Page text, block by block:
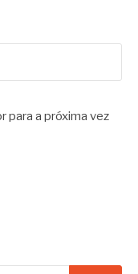
para a próxima vez